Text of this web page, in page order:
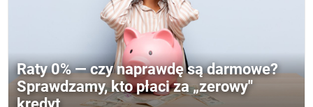
Raty 0% — czy naprawdę są darmowe?
Sprawdzamy, kto płaci za „zerowy"